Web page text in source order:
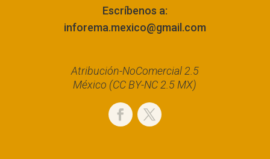
Escríbenos a:
inforema.mexico@gmail.com
Atribución-NoComercial 2.5
México (CC BY-NC 2.5 MX)